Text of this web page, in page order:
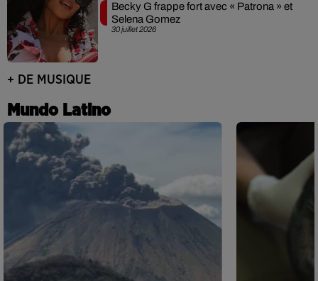
30 juillet 2026
Becky G frappe fort avec « Patrona » et
Selena Gomez
+ DE MUSIQUE
Mundo Latino